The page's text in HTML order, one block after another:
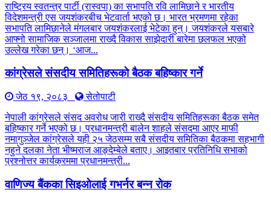
राष्ट्रिय स्वतन्त्र पार्टी (रास्वपा) का सभापति रवि लामिछाने र भारतीय
विदेशमन्त्री एस जयशंकरबीच भेटवार्ता भएको छ। भारत भ्रमणमा रहेका
सभापति लामिछानेले मंगलबार जयशंकरलाई भेटेका हुन्। जयशंकरले यसबारे
आफ्नो सामाजिक सञ्जालमा राख्दै विकास साझेदारी बारेमा छलफल भएको
उल्लेख गरेका छन्। ‘आज...
कांग्रेसले संसदीय समितिहरूकाे बैठक बहिष्कार गर्ने
जेठ १९, २०८३
सेतोपाटी
नेपाली कांग्रेसले संसद अवरोध जारी राख्दै संसदीय समितिहरूका बैठक समेत
बहिष्कार गर्ने भएको छ। प्रधानमन्त्री बालेन शाहले संसदमा आएर माफी
नमागुञ्जेल कांग्रेसले यही २५ जेठसम्म सबै संसदीय समितिका बैठकमा सहभागी
नहुने दलका नेता भीष्मराज आङ्देम्बेले बताए। आइतबार प्रतिनिधि सभाको
प्रश्नोत्तर कार्यक्रममा प्रधानमन्त्री...
वाणिज्य बैंकका सिइओलाई गभर्नर बन्न रोक